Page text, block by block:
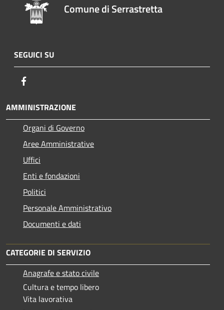
Comune di Serrastretta
SEGUICI SU
AMMINISTRAZIONE
Organi di Governo
Aree Amministrative
Uffici
Enti e fondazioni
Politici
Personale Amministrativo
Documenti e dati
CATEGORIE DI SERVIZIO
Anagrafe e stato civile
Cultura e tempo libero
Vita lavorativa